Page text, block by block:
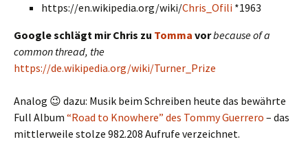
https://en.wikipedia.org/wiki/Chris_Ofili *1963
Google schlägt mir Chris zu Tomma vorbecause of a
common thread, the
https://de.wikipedia.org/wiki/Turner_Prize
Analog 😉 dazu: Musik beim Schreiben heute das bewährte
Full Album “Road to Knowhere” des Tommy Guerrero – das
mittlerweile stolze 982.208 Aufrufe verzeichnet.